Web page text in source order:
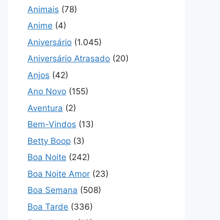
Animais (78)
Anime (4)
Aniversário (1.045)
Aniversário Atrasado (20)
Anjos (42)
Ano Novo (155)
Aventura (2)
Bem-Vindos (13)
Betty Boop (3)
Boa Noite (242)
Boa Noite Amor (23)
Boa Semana (508)
Boa Tarde (336)